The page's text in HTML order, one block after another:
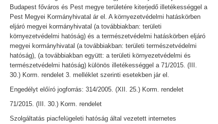
Budapest főváros és Pest megye területére kiterjedő illetékességgel a
Pest Megyei Kormányhivatal ár el. A környezetvédelmi hatáskörben
eljáró megyei kormányhivatal (a továbbiakban: területi
környezetvédelmi hatóság) és a természetvédelmi hatáskörben eljáró
megyei kormányhivatal (a továbbiakban: területi természetvédelmi
hatóság), (a továbbiakban együtt: a területi környezetvédelmi és
természetvédelmi hatóság) különös illetékességgel a 71/2015. (III.
30.) Korm. rendelet 3. melléklet szerinti esetekben jár el.
Engedélyt előíró jogforrás: 314/2005. (XII. 25.) Korm. rendelet
71/2015. (III. 30.) Korm. rendelet
Szolgáltatás piacfelügeleti hatóság által vezetett internetes